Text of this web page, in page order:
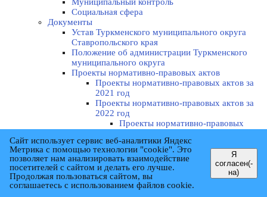
Социальная сфера
Документы
Устав Туркменского муниципального округа
Ставропольского края
Положение об администрации Туркменского
муниципального округа
Проекты нормативно-правовых актов
Проекты нормативно-правовых актов за
2021 год
Проекты нормативно-правовых актов за
2022 год
Проекты нормативно-правовых
Проекты нормативно-правовых
актов за 2022 год
Проекты нормативно-правовых актов за
2023 год
Проекты нормативно-правовых
Сайт использует сервис веб-аналитики Яндекс
Метрика с помощью технологии "cookie". Это
позволяет нам анализировать взаимодействие
посетителей с сайтом и делать его лучше.
Продолжая пользоваться сайтом, вы
соглашаетесь с использованием файлов cookie.
Я
согласен(-
на)